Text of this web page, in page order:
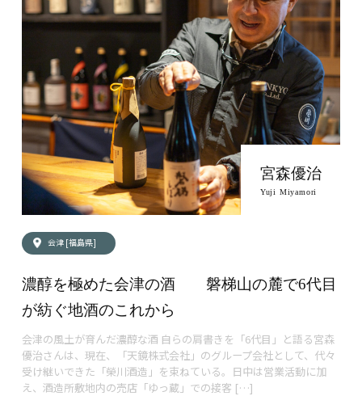
濃醇を極めた会津の酒 磐梯山の麓で6代目
が紡ぐ地酒のこれから
会津の風土が育んだ濃醇な酒 自らの肩書きを「6代目」と語る宮森
優治さんは、現在、「天鏡株式会社」のグループ会社として、代々
受け継いできた「榮川酒造」を束ねている。日中は営業活動に加
え、酒造所敷地内の売店「ゆっ蔵」での接客 […]
会津 [福島県]
宮森優治
Yuji Miyamori